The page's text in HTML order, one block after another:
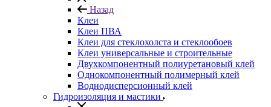
Назад
Клеи
Клеи ПВА
Клеи для стеклохолста и стеклообоев
Клеи универсальные и строительные
Двухкомпонентный полиуретановый клей
Однокомпонентный полимерный клей
Воднодисперсионный клей
Гидроизоляция и мастики